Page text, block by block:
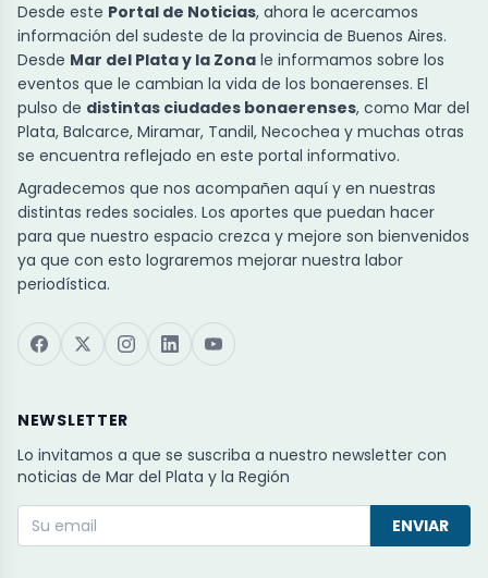
Desde este Portal de Noticias, ahora le acercamos
información del sudeste de la provincia de Buenos Aires.
Desde Mar del Plata y la Zona le informamos sobre los
eventos que le cambian la vida de los bonaerenses. El
pulso de distintas ciudades bonaerenses, como Mar del
Plata, Balcarce, Miramar, Tandil, Necochea y muchas otras
se encuentra reflejado en este portal informativo.
Agradecemos que nos acompañen aquí y en nuestras
distintas redes sociales. Los aportes que puedan hacer
para que nuestro espacio crezca y mejore son bienvenidos
ya que con esto lograremos mejorar nuestra labor
periodística.
NEWSLETTER
Lo invitamos a que se suscriba a nuestro newsletter con
noticias de Mar del Plata y la Región
ENVIAR